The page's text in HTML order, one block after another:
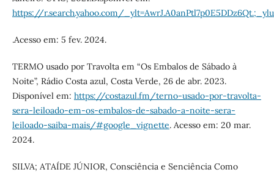
https://r.search.yahoo.com/
.Acesso em: 5 fev. 2024.
TERMO usado por Travolta em “Os Embalos de Sábado à
Noite”, Rádio Costa azul, Costa Verde, 26 de abr. 2023.
Disponível em: https://costazul.fm/terno-usado-por-travolta-
sera-leiloado-em-os-embalos-de-sabado-a-noite-sera-
leiloado-saiba-mais/#google_vignette. Acesso em: 20 mar.
2024.
SILVA; ATAÍDE JÚNIOR, Consciência e Senciência Como